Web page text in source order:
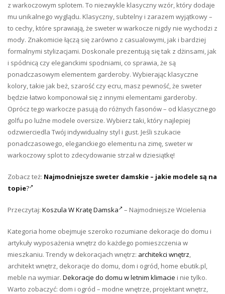
z warkoczowym splotem. To niezwykle klasyczny wzór, który dodaje
mu unikalnego wyglądu. Klasyczny, subtelny i zarazem wyjątkowy –
to cechy, które sprawiają, że sweter w warkocze nigdy nie wychodzi z
mody. Znakomicie łączą się zarówno z casualowymi, jak i bardziej
formalnymi stylizacjami. Doskonale prezentują się tak z dżinsami, jak
i spódnicą czy eleganckimi spodniami, co sprawia, że są
ponadczasowym elementem garderoby. Wybierając klasyczne
kolory, takie jak beż, szarość czy ecru, masz pewność, że sweter
będzie łatwo komponował się z innymi elementami garderoby.
Oprócz tego warkocze pasują do różnych fasonów – od klasycznego
golfu po luźne modele oversize. Wybierz taki, który najlepiej
odzwierciedla Twój indywidualny styl i gust. Jeśli szukacie
ponadczasowego, eleganckiego elementu na zimę, sweter w
warkoczowy splot to zdecydowanie strzał w dziesiątkę!
Zobacz też: Najmodniejsze sweter damskie – jakie modele są na
topie?
Przeczytaj: Koszula W Kratę Damska – Najmodniejsze Wcielenia
Kategoria home obejmuje szeroko rozumiane dekoracje do domu i
artykuły wyposażenia wnętrz do każdego pomieszczenia w
mieszkaniu. Trendy w dekoracjach wnętrz: architekci wnętrz,
architekt wnętrz, dekoracje do domu, dom i ogród, home ebutik.pl,
meble na wymiar. Dekoracje do domu w letnim klimacie i nie tylko.
Warto zobaczyć: dom i ogród – modne wnętrze, projektant wnętrz,